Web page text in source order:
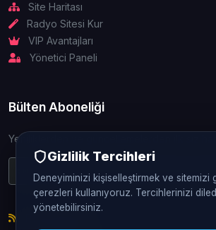
Site Haritası
Radyo Sitesi Kur
VIP Avantajları
Yönetici Paneli
Bülten Aboneliği
Yeniliklerden ve güncellemelerden ilk siz
Gizlilik Tercihleri
Deneyiminizi kişiselleştirmek ve sitemizi
çerezleri kullanıyoruz. Tercihlerinizi
yönetebilirsiniz.